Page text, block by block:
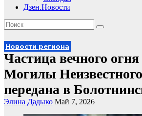
Дзен.Новости
Новости региона
Частица вечного огня
Могилы
передана в
Элина Дадыко Май 7, 2026